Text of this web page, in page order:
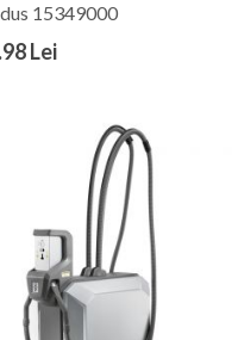
15349000
Lei